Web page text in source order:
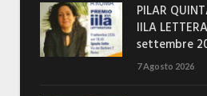
PILAR
IILA
settembre
7 Agosto 2026